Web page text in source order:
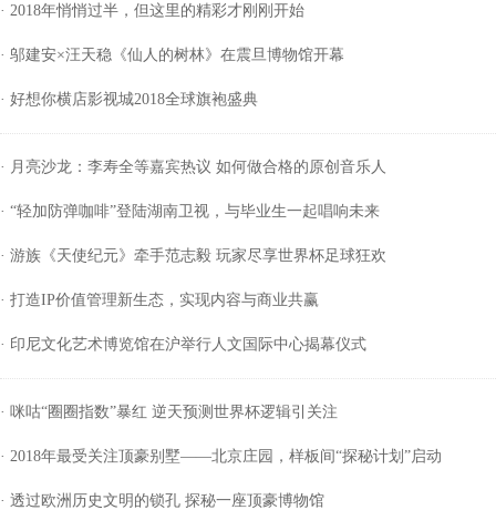
· 2018年悄悄过半，但这里的精彩才刚刚开始
· 邬建安×汪天稳《仙人的树林》在震旦博物馆开幕
· 好想你横店影视城2018全球旗袍盛典
· 月亮沙龙：李寿全等嘉宾热议 如何做合格的原创音乐人
· “轻加防弹咖啡”登陆湖南卫视，与毕业生一起唱响未来
· 游族《天使纪元》牵手范志毅 玩家尽享世界杯足球狂欢
· 打造IP价值管理新生态，实现内容与商业共赢
· 印尼文化艺术博览馆在沪举行人文国际中心揭幕仪式
· 咪咕“圈圈指数”暴红 逆天预测世界杯逻辑引关注
· 2018年最受关注顶豪别墅——北京庄园，样板间“探秘计划”启动
· 透过欧洲历史文明的锁孔 探秘一座顶豪博物馆